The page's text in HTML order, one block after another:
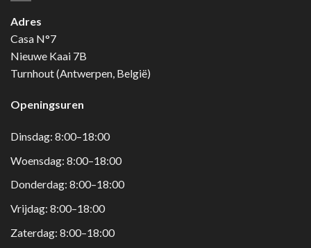
Adres
Casa N°7
Nieuwe Kaai 7B
Turnhout (Antwerpen, België)
Openingsuren
Dinsdag: 8:00–18:00
Woensdag: 8:00–18:00
Donderdag: 8:00–18:00
Vrijdag: 8:00–18:00
Zaterdag: 8:00–18:00